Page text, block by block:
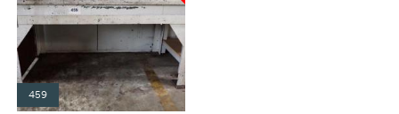
459